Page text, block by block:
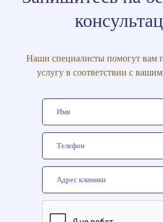
Наши специалисты помогут вам
услугу в соответствии с